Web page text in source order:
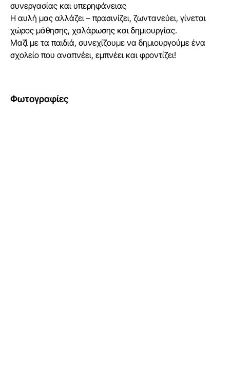
συνεργασίας και υπερηφάνειας
Η αυλή μας αλλάζει – πρασινίζει, ζωντανεύει, γίνεται
χώρος μάθησης, χαλάρωσης και δημιουργίας.
Μαζί με τα παιδιά, συνεχίζουμε να δημιουργούμε ένα
σχολείο που αναπνέει, εμπνέει και φροντίζει!
Φωτογραφίες